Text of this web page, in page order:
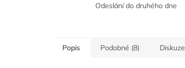
Odeslání do druhého dne
Popis Podobné (8) Diskuze